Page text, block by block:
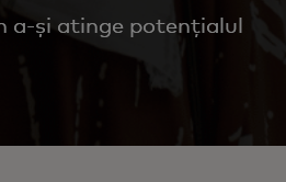
a-și atinge potențialul